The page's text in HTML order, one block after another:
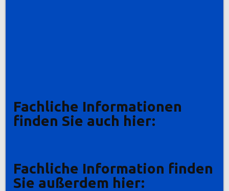
Fachliche Informationen
finden Sie auch hier:
Fachliche Information finden
Sie außerdem hier: